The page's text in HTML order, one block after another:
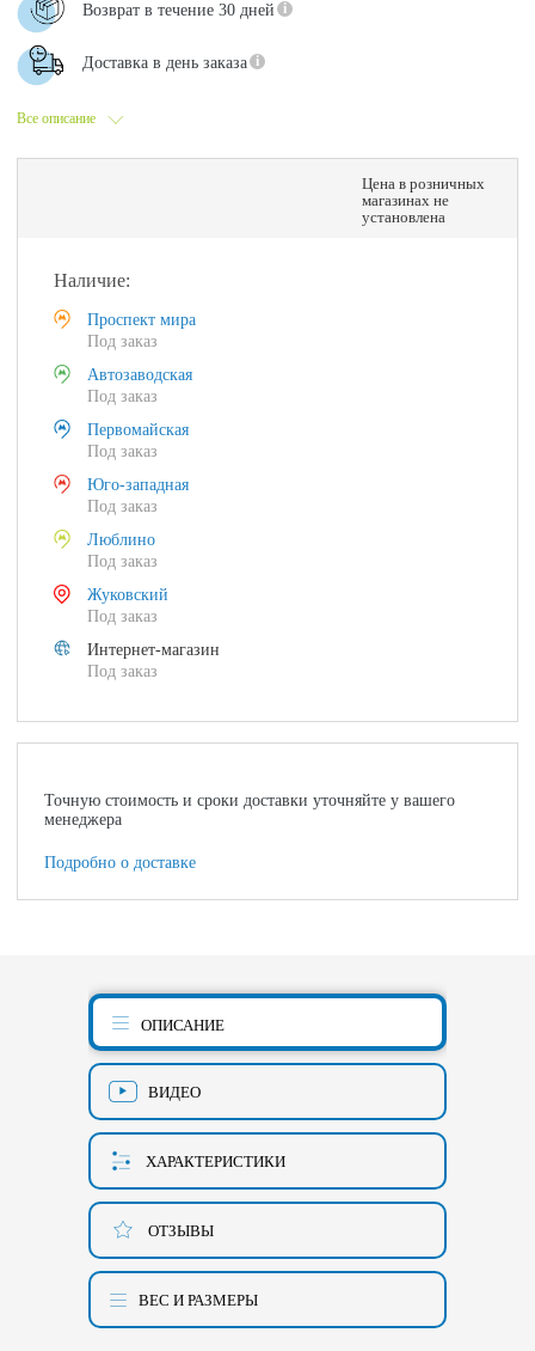
Все описание
Возврат в течение 30 дней
Доставка в день заказа
Цена в розничных
магазинах не
установлена
Наличие:
Проспект мира
Под заказ
Автозаводская
Под заказ
Первомайская
Под заказ
Юго-западная
Под заказ
Люблино
Под заказ
Жуковский
Под заказ
Интернет-магазин
Под заказ
Точную стоимость и сроки доставки уточняйте у вашего
менеджера
Подробно о доставке
ОПИСАНИЕ
ВИДЕО
ХАРАКТЕРИСТИКИ
ОТЗЫВЫ
ВЕС И РАЗМЕРЫ